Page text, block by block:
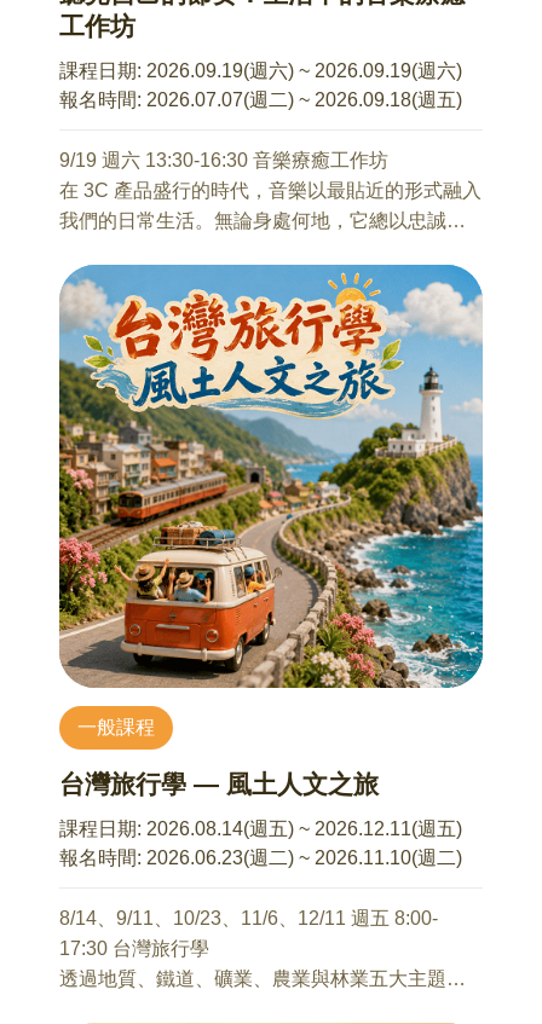
課程費用：單堂$300，優惠報名整期$2,000 (至多
可請假兩堂)
額外費用說明：每次上課暖身階段所需之木棒，
由老師代購$200/支，上課現場繳交整數現金給老
師
備註：
1、自備瑜伽墊、水壺、毛巾，穿著方便活動伸展
衣褲
工作坊
課程日期: 2026.09.19(週六) ~ 2026.09.19(週六)
報名時間: 2026.07.07(週二) ~ 2026.09.18(週五)
9/19 週六 13:30-16:30 音樂療癒工作坊
在 3C 產品盛行的時代，音樂以最貼近的形式融入
我們的日常生活。無論身處何地，它總以忠誠的
託與生活節奏。然而，音樂的價值並不僅止於
「聆聽」、「播放」、「演奏（歌唱）」或「協
助放鬆」等基本功能。透過更深層的體驗與引
導，我們能看見音樂所承載的情感力量、生命故
事與內在能量。
本工作坊旨在帶領參與者重新認識音樂的多面向
價值，並透過實務操作與體驗活動，探索音樂如
何在個人情緒調節、人際連結與生命回顧中發揮
實質效益。期待每位參與者在活動中，能重新聽
見自身的節奏，感受音樂所帶來的啟發、感恩與
更深刻的生命共鳴。
由講師帶領課程主體，並適時邀請參與者簡短分
享個人聯想與感受，促進講師與學員間的輕互
動，營造開放而包容的體驗場域。
【課程內容】
1. 尋找配樂大師 ：這是一場融合視覺與聽覺的創
造性內在探索。
2. 聲音的體驗：透過聽覺、情緒與文字的流動，
展開多層次感知練習。
3. 音樂與生活
● 認識音樂與情緒
一般課程
台灣旅行學 — 風土人文之旅
課程日期: 2026.08.14(週五) ~ 2026.12.11(週五)
報名時間: 2026.06.23(週二) ~ 2026.11.10(週二)
8/14、9/11、10/23、11/6、12/11 週五 8:00-
17:30 台灣旅行學
透過地質、鐵道、礦業、農業與林業五大主題，